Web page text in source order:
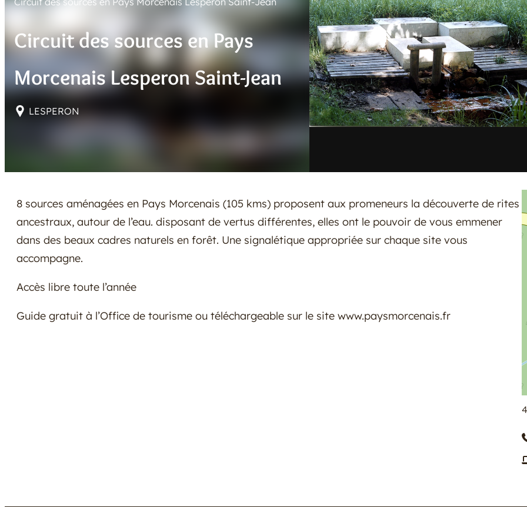
Circuit des sources en Pays
Morcenais Lesperon Saint-Jean
LESPERON
8 sources aménagées en Pays Morcenais (105 kms) proposent aux promeneurs la découverte de rites
ancestraux, autour de l’eau. disposant de vertus différentes, elles ont le pouvoir de vous emmener
dans des beaux cadres naturels en forêt. Une signalétique appropriée sur chaque site vous
accompagne.
Accès libre toute l’année
Guide gratuit à l’Office de tourisme ou téléchargeable sur le site www.paysmorcenais.fr